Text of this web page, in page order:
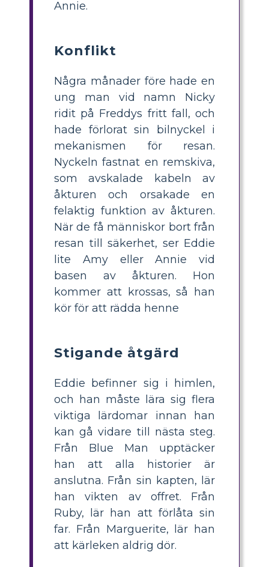
Annie.
Konflikt
Några månader före hade en
ung man vid namn Nicky
ridit på Freddys fritt fall, och
hade förlorat sin bilnyckel i
mekanismen för resan.
Nyckeln fastnat en remskiva,
som avskalade kabeln av
åkturen och orsakade en
felaktig funktion av åkturen.
När de få människor bort från
resan till säkerhet, ser Eddie
lite Amy eller Annie vid
basen av åkturen. Hon
kommer att krossas, så han
kör för att rädda henne
Stigande åtgärd
Eddie befinner sig i himlen,
och han måste lära sig flera
viktiga lärdomar innan han
kan gå vidare till nästa steg.
Från Blue Man upptäcker
han att alla historier är
anslutna. Från sin kapten, lär
han vikten av offret. Från
Ruby, lär han att förlåta sin
far. Från Marguerite, lär han
att kärleken aldrig dör.